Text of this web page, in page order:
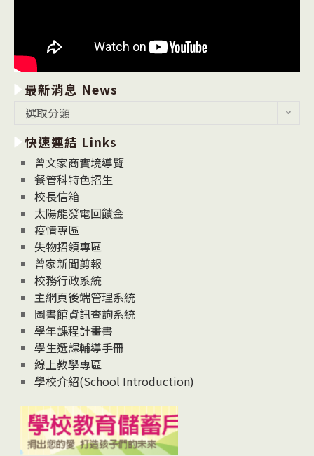
最新消息 News
消
息
News
選取分類
快速連結 Links
曾文家商實境導覽
餐管科特色招生
校長信箱
太陽能發電回饋金
疫情專區
失物招領專區
曾家新聞剪報
校務行政系統
主網頁後端管理系統
圖書館資訊查詢系統
學年課程計畫書
學生選課輔導手冊
線上教學專區
學校介紹(School Introduction)